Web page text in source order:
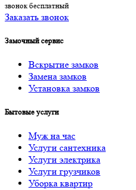
звонок бесплатный
Заказать звонок
Замочный сервис
Вскрытие замков
Замена замков
Установка замков
Бытовые услуги
Муж на час
Услуги cантехника
Услуги электрика
Услуги грузчиков
Уборка квартир